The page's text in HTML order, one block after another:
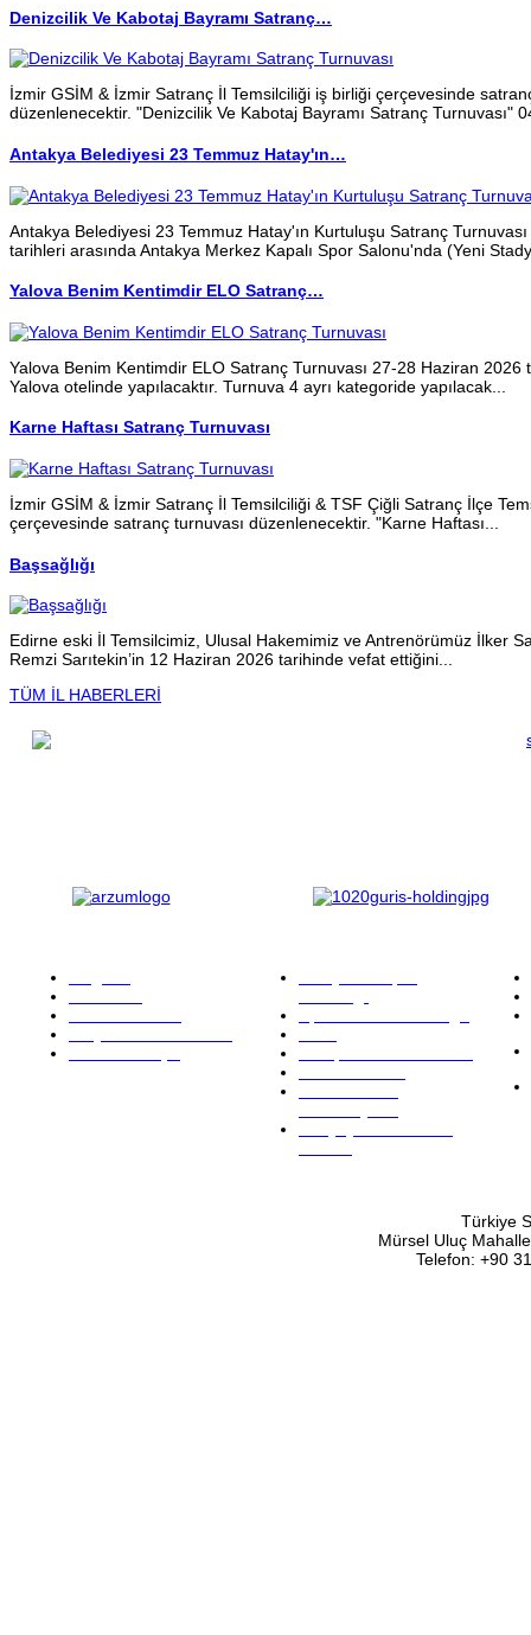
Denizcilik Ve Kabotaj Bayramı Satranç…
İzmir GSİM & İzmir Satranç İl Temsilciliği iş birliği çerçevesinde
düzenlenecektir. "Denizcilik Ve Kabotaj Bayramı Satranç Turnuvası"
Antakya Belediyesi 23 Temmuz Hatay'ın…
Antakya Belediyesi 23 Temmuz Hatay'ın Kurtuluşu Satranç
tarihleri arasında Antakya Merkez Kapalı Spor Salonu'nda (Yeni
Yalova Benim Kentimdir ELO Satranç…
Yalova Benim Kentimdir ELO Satranç Turnuvası 27-28 Haziran 2026
Yalova otelinde yapılacaktır. Turnuva 4 ayrı kategoride yapılacak...
Karne Haftası Satranç Turnuvası
İzmir GSİM & İzmir Satranç İl Temsilciliği & TSF Çiğli Satranç İlçe
çerçevesinde satranç turnuvası düzenlenecektir. "Karne Haftası...
Başsağlığı
Edirne eski İl Temsilcimiz, Ulusal Hakemimiz ve Antrenörümüz İlker
Remzi Sarıtekin’in 12 Haziran 2026 tarihinde vefat ettiğini...
TÜM İL HABERLERİ
Türkiye
Mürsel Uluç
Telefon: +90